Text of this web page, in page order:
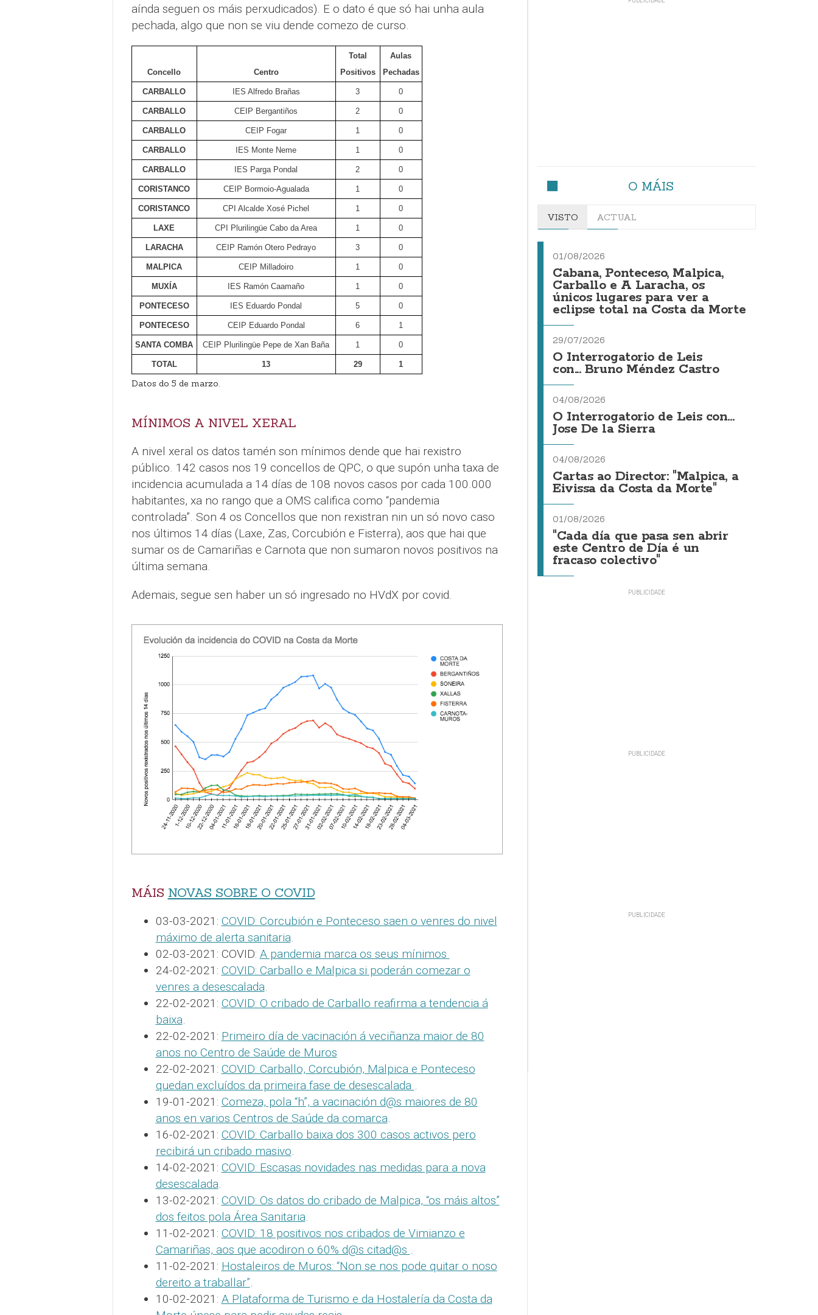
aínda seguen os máis perxudicados). E o dato é que só hai unha aula
pechada, algo que non se viu dende comezo de curso.
Concello Centro
Total
Positivos
Aulas
Pechadas
CARBALLO IES Alfredo Brañas 3 0
CARBALLO CEIP Bergantiños 2 0
CARBALLO CEIP Fogar 1 0
CARBALLO IES Monte Neme 1 0
CARBALLO IES Parga Pondal 2 0
CORISTANCO CEIP Bormoio-Agualada 1 0
CORISTANCO CPI Alcalde Xosé Pichel 1 0
LAXE CPI Plurilingüe Cabo da Area 1 0
LARACHA CEIP Ramón Otero Pedrayo 3 0
MALPICA CEIP Milladoiro 1 0
MUXÍA IES Ramón Caamaño 1 0
PONTECESO IES Eduardo Pondal 5 0
PONTECESO CEIP Eduardo Pondal 6 1
SANTA COMBA CEIP Plurilingüe Pepe de Xan Baña 1 0
TOTAL 13 29 1
Datos do 5 de marzo.
MÍNIMOS A NIVEL XERAL
A nivel xeral os datos tamén son mínimos dende que hai rexistro
público. 142 casos nos 19 concellos de QPC, o que supón unha taxa de
incidencia acumulada a 14 días de 108 novos casos por cada 100.000
habitantes, xa no rango que a OMS califica como “pandemia
controlada”. Son 4 os Concellos que non rexistran nin un só novo caso
nos últimos 14 días (Laxe, Zas, Corcubión e Fisterra), aos que hai que
sumar os de Camariñas e Carnota que non sumaron novos positivos na
última semana.
Ademais, segue sen haber un só ingresado no HVdX por covid.
MÁIS NOVAS SOBRE O COVID
03-03-2021: COVID: Corcubión e Ponteceso saen o venres do nivel
máximo de alerta sanitaria
02-03-2021: COVID: A pandemia marca os seus mínimos
24-02-2021: COVID: Carballo e Malpica si poderán comezar o
venres a desescalada
22-02-2021: COVID: O cribado de Carballo reafirma a tendencia á
baixa
22-02-2021: Primeiro día de vacinación á veciñanza maior de 80
anos no Centro de Saúde de Muros
22-02-2021: COVID: Carballo, Corcubión, Malpica e Ponteceso
quedan excluídos da primeira fase de desescalada
19-01-2021: Comeza, pola “h”, a vacinación d@s maiores de 80
anos en varios Centros de Saúde da comarca
16-02-2021: COVID: Carballo baixa dos 300 casos activos pero
recibirá un cribado masivo
14-02-2021: COVID: Escasas novidades nas medidas para a nova
desescalada
13-02-2021: COVID: Os datos do cribado de Malpica, “os máis altos”
dos feitos pola Área Sanitaria
11-02-2021: COVID: 18 positivos nos cribados de Vimianzo e
Camariñas, aos que acodiron o 60% d@s citad@s
11-02-2021: Hostaleiros de Muros: “Non se nos pode quitar o noso
dereito a traballar”
10-02-2021: A Plataforma de Turismo e da Hostalería da Costa da
O MÁIS
VISTO ACTUAL
01/08/2026
Cabana, Ponteceso, Malpica,
Carballo e A Laracha, os
únicos lugares para ver a
eclipse total na Costa da Morte
29/07/2026
O Interrogatorio de Leis
con... Bruno Méndez Castro
04/08/2026
O Interrogatorio de Leis con...
Jose De la Sierra
04/08/2026
Cartas ao Director: "Malpica, a
Eivissa da Costa da Morte"
01/08/2026
"Cada día que pasa sen abrir
este Centro de Día é un
fracaso colectivo"